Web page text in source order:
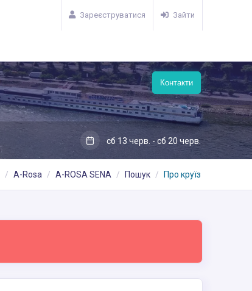
Зареєструватися Зайти
Контакти
сб 13 черв. - сб 20 черв.
A-Rosa A-ROSA SENA Пошук Про круїз